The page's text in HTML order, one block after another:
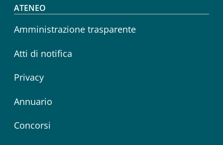
Footer menu
ATENEO
Amministrazione trasparente
Atti di notifica
Privacy
Annuario
Concorsi